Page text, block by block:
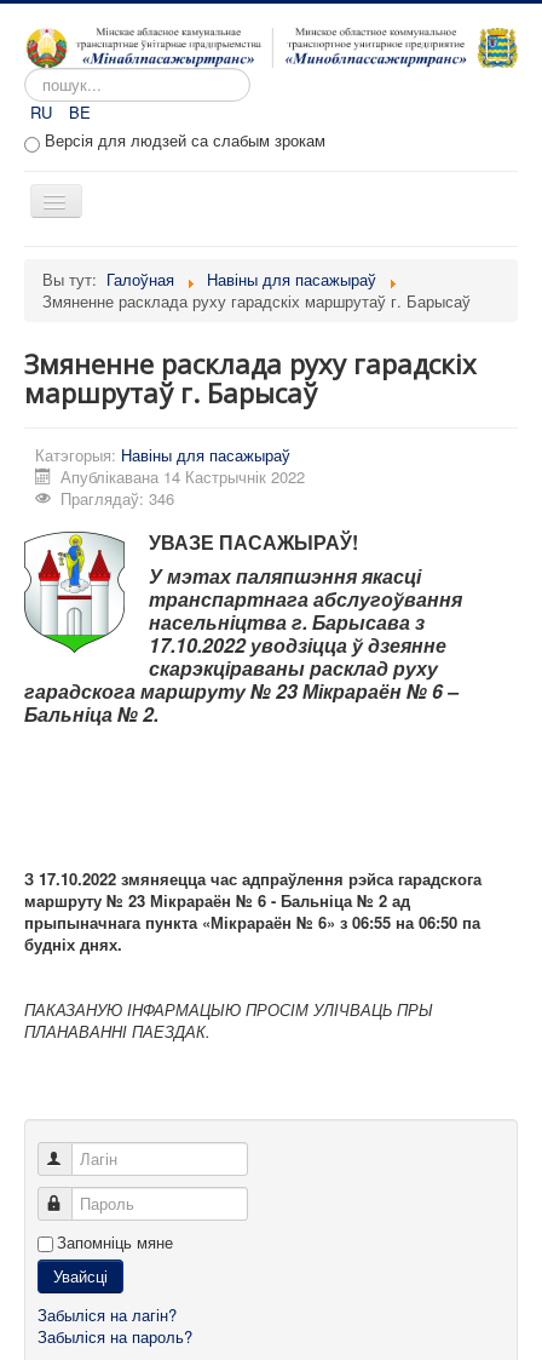
Пошук...
RU
BE
Версія для людзей са слабым зрокам
Toggle
Аб прадпрыемстве
Звароты
Расклад руху
Партал перавозчыкаў
Карта сайта
Вы тут: Галоўная
Навіны для пасажыраў
Змяненне расклада руху гарадскіх маршрутаў г. Барысаў
Змяненне расклада руху гарадскіх
маршрутаў г. Барысаў
Катэгорыя: Навіны для пасажыраў
Апублікавана 14 Кастрычнік 2022
Праглядаў: 346
УВАЗЕ ПАСАЖЫРАЎ!
У мэтах паляпшэння якасці
транспартнага абслугоўвання
насельніцтва г. Барысава з
17.10.2022 уводзіцца ў дзеянне
скарэкціраваны расклад руху
гарадскога маршруту № 23 Мікрараён № 6 –
Бальніца № 2.
З 17.10.2022 змяняецца час адпраўлення рэйса гарадскога
маршруту № 23 Мікрараён № 6 - Бальніца № 2 ад
прыпыначнага пункта «Мікрараён № 6» з 06:55 на 06:50 па
будніх днях.
ПАКАЗАНУЮ ІНФАРМАЦЫЮ ПРОСІМ УЛІЧВАЦЬ ПРЫ
ПЛАНАВАННІ ПАЕЗДАК.
Лагін
Пароль
Запомніць мяне
Увайсці
Забыліся на лагін?
Забыліся на пароль?